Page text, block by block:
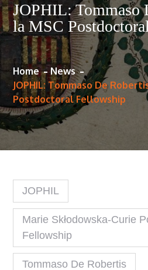
JOPHIL: Tommaso
la MSC
Home
News
JOPHIL: Tommaso De
Postdoctoral Fellowship
JOPHIL
Marie Skłodowska-Curie
Fellowship
Tommaso De Robertis